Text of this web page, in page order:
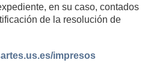
en su caso, contados
de la resolución de
impresos